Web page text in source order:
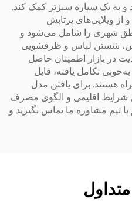
کند و به یک سیاره سبزتر کمک کند.
ویلایی‌های پرتابش
شهری را شامل می‌شود و
شستن لباس و ظرفشویی
در بازار اطمینان حاصل
تکامل یافته، قابل
هستند. برای یافتن مدل
شرایط اقلیمی و الگوی مصرف
تیم مشاوره ما تماس بگیرید و